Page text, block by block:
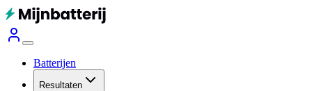
Batterijen
Resultaten